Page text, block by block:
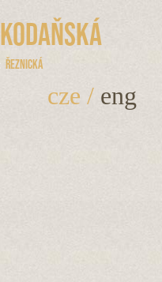
Kodaňská
Řeznická
cze / eng